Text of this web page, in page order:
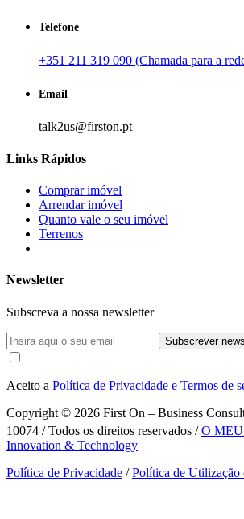
Telefone
+351 211 319 090 (Chamada para a
Email
talk2us@firston.pt
Links Rápidos
Comprar imóvel
Arrendar imóvel
Quanto vale o seu imóvel
Terrenos
Newsletter
Subscreva a nossa newsletter
Subscrever
Aceito a Política de Privacidade e Termos de
Copyright © 2026 First On – Business
10074 / Todos os direitos reservados /O
Innovation & Technology
Política de Privacidade /Política de Utilização